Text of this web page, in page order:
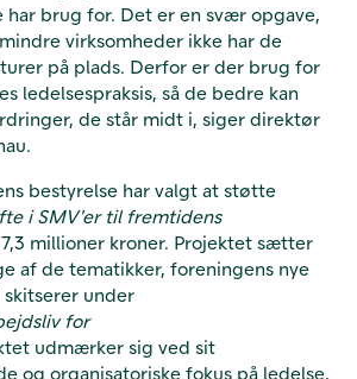
har brug for. Det er en svær opgave,
virksomheder ikke har de
på plads. Derfor er der brug for
ledelsespraksis, så de bedre kan
de står midt i, siger direktør
bestyrelse har valgt at støtte
i SMV'er til fremtidens
millioner kroner. Projektet sætter
af de tematikker, foreningens nye
under
for
udmærker sig ved sit
og organisatoriske fokus på ledelse,